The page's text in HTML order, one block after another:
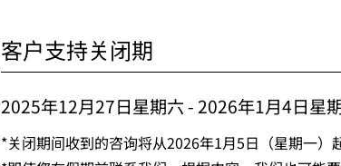
客户支持关闭期
2025年12月27日星期六 - 2026年1月4日星
*关闭期间收到的咨询将从2026年1月5日（星期一）